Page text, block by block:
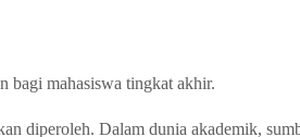
bagi mahasiswa tingkat akhir.
diperoleh. Dalam dunia akademik,